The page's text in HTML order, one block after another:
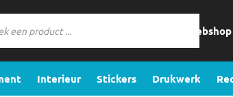
Webshop
Interieur Stickers Drukwerk